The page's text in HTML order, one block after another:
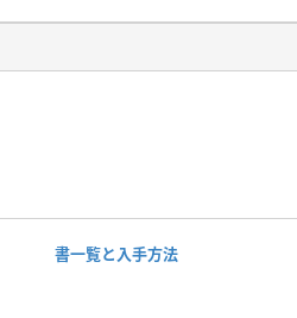
書一覧と入手方法